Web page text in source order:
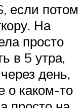
если потом
На
просто
в 5 утра,
день,
о каком-то